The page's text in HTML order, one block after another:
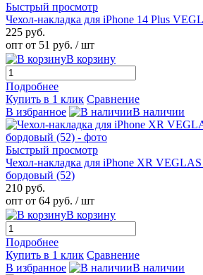
Быстрый просмотр
Чехол-накладка для iPhone 14 Plus
225 руб.
опт от 51 руб. / шт
В корзину
Подробнее
Купить в 1 клик Сравнение
В избранное
В наличии
Быстрый просмотр
Чехол-накладка для iPhone XR
бордовый (52)
210 руб.
опт от 64 руб. / шт
В корзину
Подробнее
Купить в 1 клик Сравнение
В избранное
В наличии